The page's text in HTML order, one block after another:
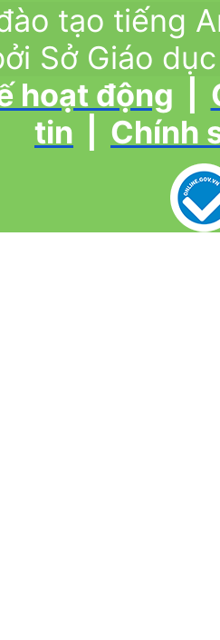
tạo tiếng
Sở Giáo
hoạt động
tin
Chính